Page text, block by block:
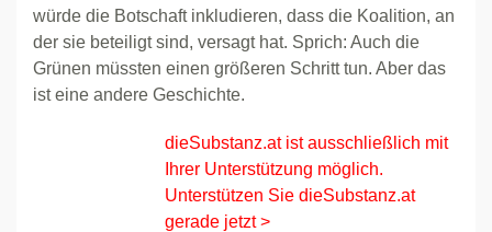
würde die Botschaft inkludieren, dass die Koalition, an
der sie beteiligt sind, versagt hat. Sprich: Auch die
Grünen müssten einen größeren Schritt tun. Aber das
ist eine andere Geschichte.
dieSubstanz.at ist ausschließlich mit
Ihrer Unterstützung möglich.
Unterstützen Sie dieSubstanz.at
gerade jetzt >